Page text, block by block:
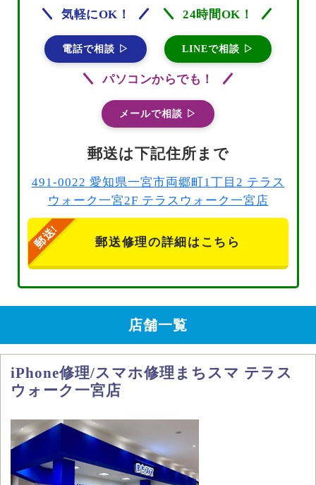
気軽にOK！
電話で相談 ▷
24時間OK！
LINEで相談 ▷
パソコンからでも！
メールで相談 ▷
郵送は下記住所まで
491-0022 愛知県一宮市両郷町1丁目2 テラス
ウォーク一宮2F テラスウォーク一宮店
郵送修理の詳細はこちら
店舗一覧
iPhone修理/スマホ修理まちスマ テラス
ウォーク一宮店